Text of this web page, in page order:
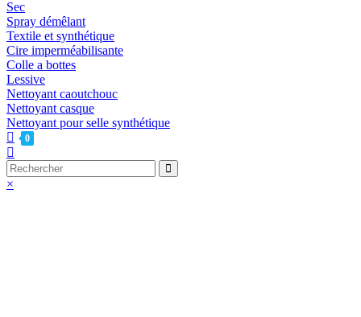
Sec
Spray démêlant
Textile et synthétique
Cire imperméabilisante
Colle a bottes
Lessive
Nettoyant caoutchouc
Nettoyant casque
Nettoyant pour selle synthétique
0
Toggle
website
search
Rechercher
sur
×